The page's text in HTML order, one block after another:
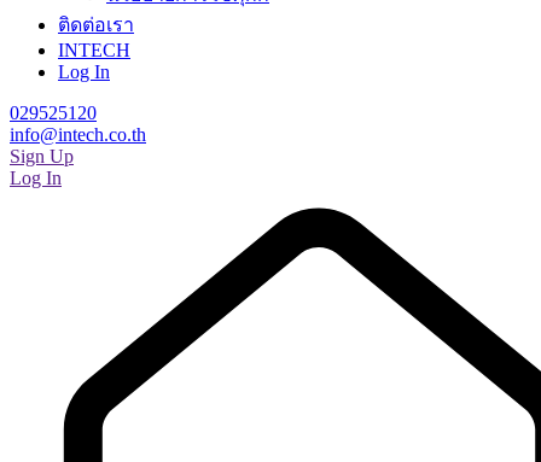
ติดต่อเรา
INTECH
Log In
029525120
info@intech.co.th
Sign Up
Log In